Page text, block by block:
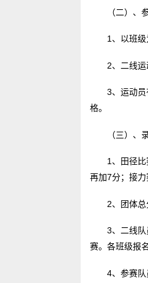
（二）、
1、以班
2、二线运
3、运动员
格。
（三）、
1、田径
再加7分；接力
2、团体
3、二线
赛。各班级报
4、参赛队